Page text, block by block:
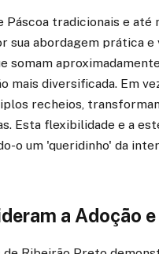
tradicionais e até
sua abordagem prática
somam
diversificada. Em
recheios,
Esta flexibilidade e a
o um 'queridinho' da
a Adoção